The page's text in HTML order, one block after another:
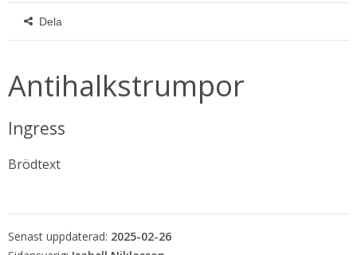
Dela
Antihalkstrumpor
Ingress
Brödtext
Senast uppdaterad: 2025-02-26